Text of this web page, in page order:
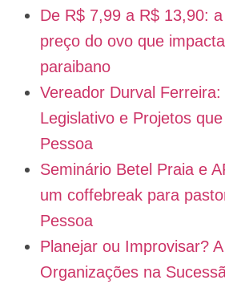
De R$ 7,99 a R$ 13,90:
preço do ovo que
paraibano
Vereador Durval
Legislativo e Projetos
Pessoa
Seminário Betel Praia e
um coffebreak para
Pessoa
Planejar ou Improvisar?
Organizações na